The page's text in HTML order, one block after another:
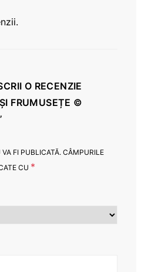
O RECENZIE
FRUMUSEȚE ©
FI PUBLICATĂ. CÂMPURILE
CU *